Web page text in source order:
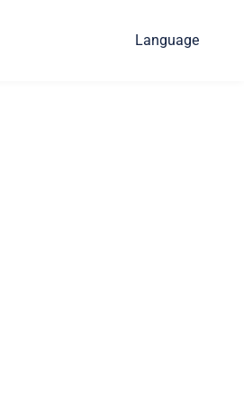
Language